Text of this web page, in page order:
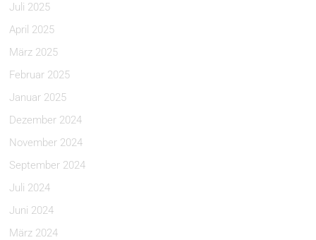
Juli 2025
April 2025
März 2025
Februar 2025
Januar 2025
Dezember 2024
November 2024
September 2024
Juli 2024
Juni 2024
März 2024